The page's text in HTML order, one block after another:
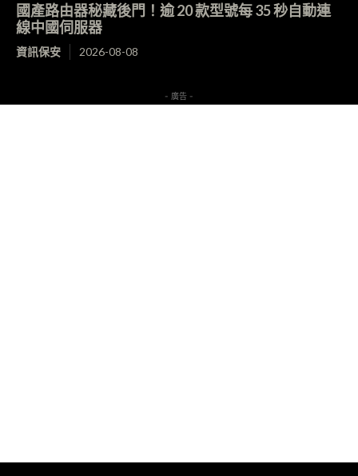
國產路由器秘藏後門！逾 20 款型號每 35 秒自動連
線中國伺服器
資訊保安 2026-08-08
- 廣告 -